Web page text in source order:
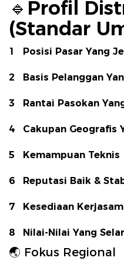
🔹Profil
(Standar
1 Posisi Pasar Yang
2 Basis Pelanggan
3 Rantai Pasokan
4 Cakupan Geografis
5 Kemampuan Teknis
6 Reputasi Baik &
7 Kesediaan
8 Nilai-Nilai Yang
🌏 Fokus Regional